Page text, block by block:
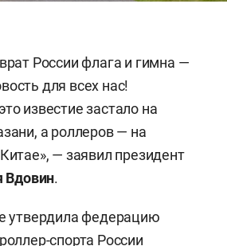
России флага и гимна —
для всех нас!
известие застало на
а роллеров — на
— заявил президент
Вдовин.
утвердила федерацию
спорта России